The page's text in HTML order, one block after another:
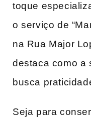
toque
o serviço de
na‌ Rua Major
destaca como a
busca
Seja para